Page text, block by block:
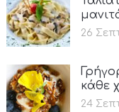
26
κάθε
24